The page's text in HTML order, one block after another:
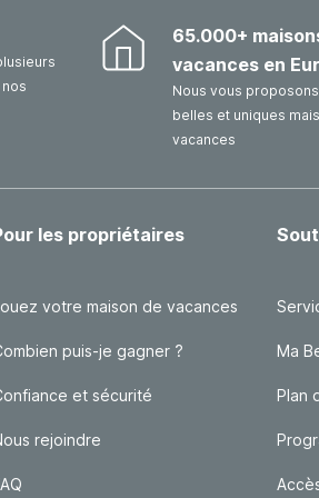
65.000+
vacances en
Nous vous
belles et uniques
vacances
les propriétaires
votre maison de vacances
puis-je gagner ?
et sécurité
rejoindre
Ma
Plan